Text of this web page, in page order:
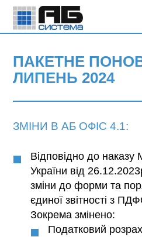
Головна>
ПАКЕТНЕ
ЛИПЕНЬ 2024
ЗМІНИ В АБ ОФІС 4.1:
Відповідно до наказу
України від
зміни до форми та
єдиної звітності з
Зокрема змінено:
Податковий